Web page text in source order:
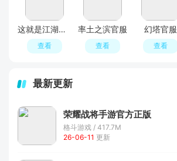
这就是江湖手游
查看
率土之滨官服
查看
幻塔官服
查看
最新更新
荣耀战将手游官方正版
格斗游戏 / 417.7M
26-06-11 更新